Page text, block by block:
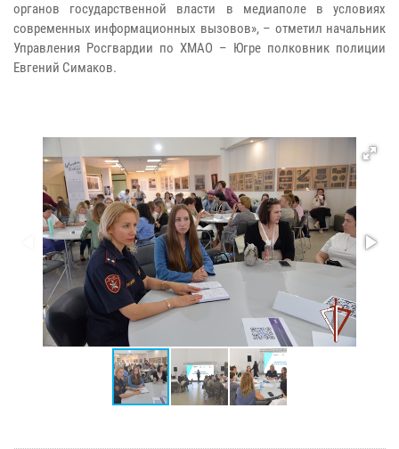
органов государственной власти в медиаполе в условиях
современных информационных вызовов», – отметил начальник
Управления Росгвардии по ХМАО – Югре полковник полиции
Евгений Симаков.